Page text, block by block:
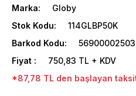
Marka
Globy
Stok Kodu
114GLBP50K
Barkod Kodu
Fiyat
750,83 TL + KDV
*87,78 TL den başlayan